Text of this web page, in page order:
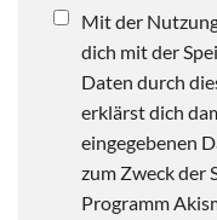
Mit der
dich mit der
Daten durch
erklärst dich
eingegebenen
zum Zweck der
Programm